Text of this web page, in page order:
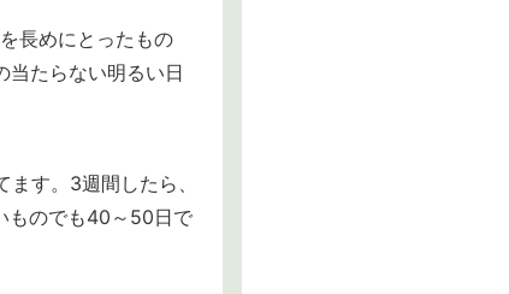
長めにとったもの
当たらない明るい日
す。3週間したら、
ものでも40～50日で